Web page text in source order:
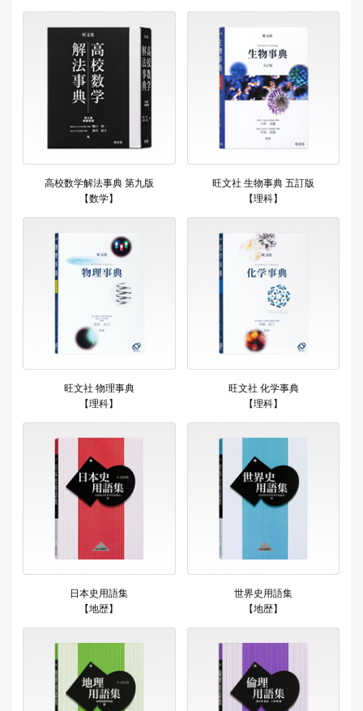
高校数学解法事典 第九版
【数学】
旺文社 生物事典 五訂版
【理科】
旺文社 物理事典
【理科】
旺文社 化学事典
【理科】
日本史用語集
【地歴】
世界史用語集
【地歴】